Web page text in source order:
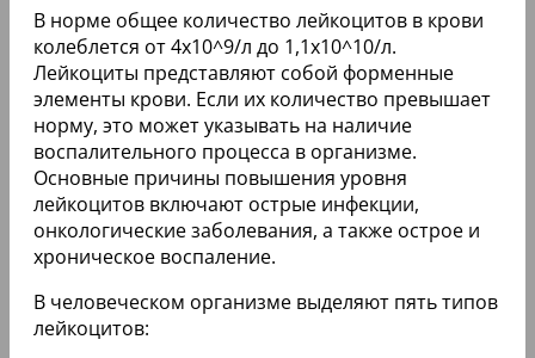
В норме общее количество лейкоцитов в крови
колеблется от 4х10^9/л до 1,1х10^10/л.
Лейкоциты представляют собой форменные
элементы крови. Если их количество превышает
норму, это может указывать на наличие
воспалительного процесса в организме.
Основные причины повышения уровня
лейкоцитов включают острые инфекции,
онкологические заболевания, а также острое и
хроническое воспаление.
В человеческом организме выделяют пять типов
лейкоцитов: